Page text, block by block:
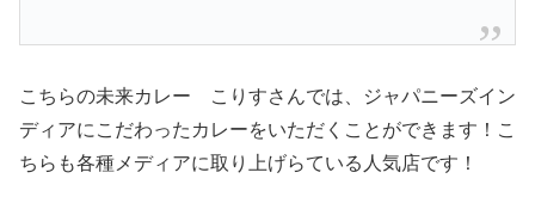
こちらの未来カレー こりすさんでは、ジャパニーズイン
ディアにこだわったカレーをいただくことができます！こ
ちらも各種メディアに取り上げらている人気店です！